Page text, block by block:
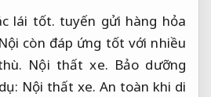
lái tốt. tuyến gửi hàng hỏa
còn đáp ứng tốt với nhiều
Nội thất xe. Bảo dưỡng
Nội thất xe. An toàn khi di